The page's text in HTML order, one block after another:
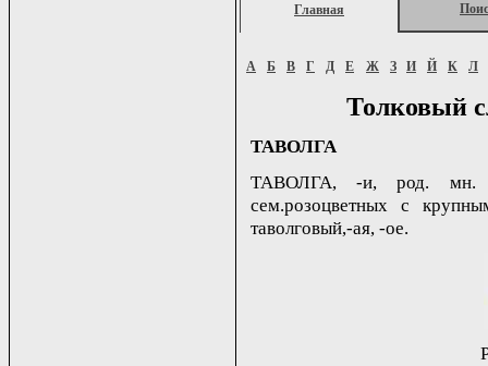
Главная
А Б В Г Д Е Ж З И Й К Л
Толковый
ТАВОЛГА
ТАВОЛГА, -и, род. мн. -
сем.розоцветных с
таволговый,-ая, -ое.